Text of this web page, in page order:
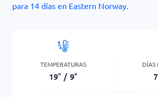
para 14 días en Eastern Norway.
TEMPERATURAS
19° / 9°
DÍAS
7